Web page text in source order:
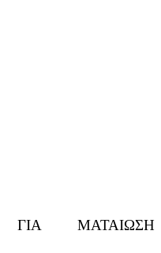
ΜΑΤΑΙΩΣΗ